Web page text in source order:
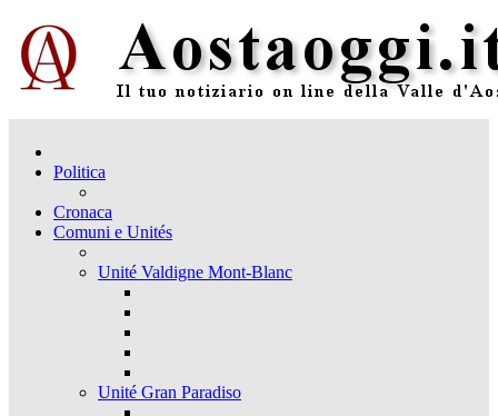
Politica
Cronaca
Comuni e Unités
Unité Valdigne Mont-Blanc
Unité Gran Paradiso